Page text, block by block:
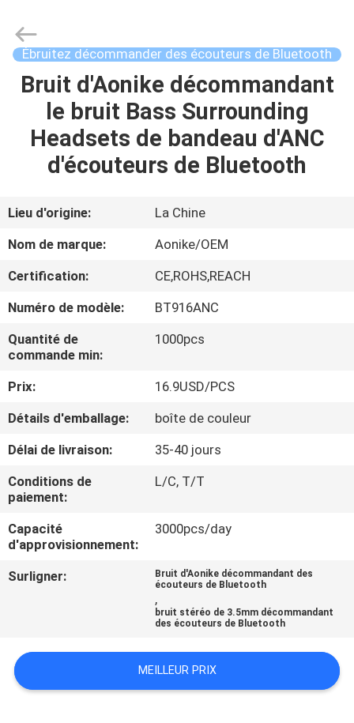
MAISON
PRODUITS
SUJET
DE
NOUS
VISITE
D'USINE
CONTRÔLE
DE
QUALITÉ
CONTACTEZ-
NOUS
DEMANDEZ
PLAN
Electronics
Co,ltd.
Rights
Reserved.
Ébruitez décommander des écouteurs de Bluetooth
Bruit d'Aonike décommandant
le bruit Bass Surrounding
Headsets de bandeau d'ANC
d'écouteurs de Bluetooth
Lieu d'origine:
La Chine
Nom de marque:
Aonike/OEM
Certification:
CE,ROHS,REACH
Numéro de modèle:
BT916ANC
Quantité de
commande min:
1000pcs
Prix:
16.9USD/PCS
Détails d'emballage:
boîte de couleur
Délai de livraison:
35-40 jours
Conditions de
paiement:
L/C, T/T
Capacité
d'approvisionnement:
3000pcs/day
Surligner:
Bruit d'Aonike décommandant des
écouteurs de Bluetooth
,
bruit stéréo de 3.5mm décommandant
des écouteurs de Bluetooth
MEILLEUR PRIX